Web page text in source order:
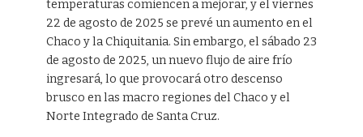
temperaturas comiencen a mejorar, y el viernes
22 de agosto de 2025 se prevé un aumento en el
Chaco y la Chiquitania. Sin embargo, el sábado 23
de agosto de 2025, un nuevo flujo de aire frío
ingresará, lo que provocará otro descenso
brusco en las macro regiones del Chaco y el
Norte Integrado de Santa Cruz.